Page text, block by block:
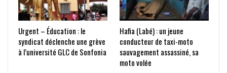
Urgent – Éducation : le
syndicat déclenche une grève
à l’université GLC de Sonfonia
Hafia (Labé) : un jeune
conducteur de taxi-moto
sauvagement assassiné, sa
moto volée